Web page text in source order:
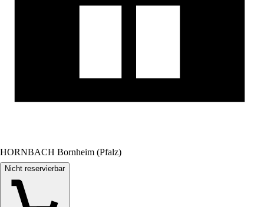
HORNBACH Bornheim (Pfalz)
Nicht reservierbar